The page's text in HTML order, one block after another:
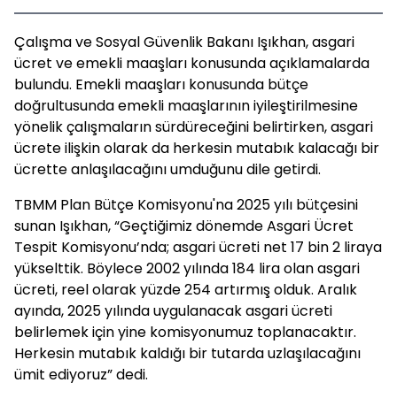
Çalışma ve Sosyal Güvenlik Bakanı Işıkhan, asgari
ücret ve emekli maaşları konusunda açıklamalarda
bulundu. Emekli maaşları konusunda bütçe
doğrultusunda emekli maaşlarının iyileştirilmesine
yönelik çalışmaların sürdüreceğini belirtirken, asgari
ücrete ilişkin olarak da herkesin mutabık kalacağı bir
ücrette anlaşılacağını umduğunu dile getirdi.
TBMM Plan Bütçe Komisyonu'na 2025 yılı bütçesini
sunan Işıkhan, “Geçtiğimiz dönemde Asgari Ücret
Tespit Komisyonu’nda; asgari ücreti net 17 bin 2 liraya
yükselttik. Böylece 2002 yılında 184 lira olan asgari
ücreti, reel olarak yüzde 254 artırmış olduk. Aralık
ayında, 2025 yılında uygulanacak asgari ücreti
belirlemek için yine komisyonumuz toplanacaktır.
Herkesin mutabık kaldığı bir tutarda uzlaşılacağını
ümit ediyoruz” dedi.